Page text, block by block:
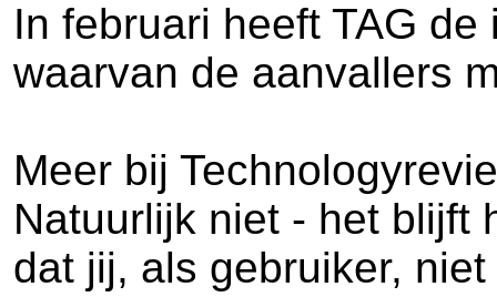
In februari heeft TAG
waarvan de aanvallers
Meer bij
Natuurlijk niet - het blijft
dat jij, als gebruiker,